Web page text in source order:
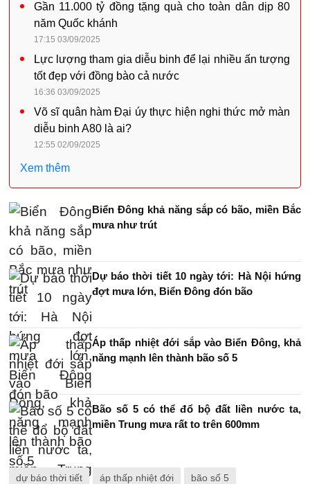
Gần 11.000 tỷ đồng tặng quà cho toàn dân dịp 80
năm Quốc khánh
17:15 03/09/2025
Lực lượng tham gia diễu binh để lại nhiều ấn tượng
tốt đẹp với đồng bào cả nước
16:36 03/09/2025
Võ sĩ quân hàm Đại úy thực hiện nghi thức mở màn
diễu binh A80 là ai?
12:55 02/09/2025
Xem thêm
Biển Đông khả năng sắp có bão, miền Bắc
mưa như trút
Dự báo thời tiết 10 ngày tới: Hà Nội hứng
đợt mưa lớn, Biển Đông đón bão
Áp thấp nhiệt đới sắp vào Biển Đông, khả
năng mạnh lên thành bão số 5
Bão số 5 có thể đổ bộ đất liền nước ta,
miền Trung mưa rất to trên 600mm
dự báo thời tiết áp thấp nhiệt đới bão số 5